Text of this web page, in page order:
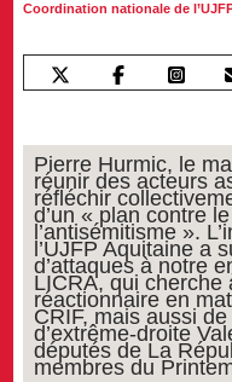
Coordination nationale de
Pierre Hurmic, le
réunir des acteurs
réfléchir
d’un « plan contre
l’antisémitisme ».
l’UJFP Aquitaine a
d’attaques à notre
LICRA, qui cherche
réactionnaire en
CRIF, mais aussi
d’extrême-droite
députés de La
membres du